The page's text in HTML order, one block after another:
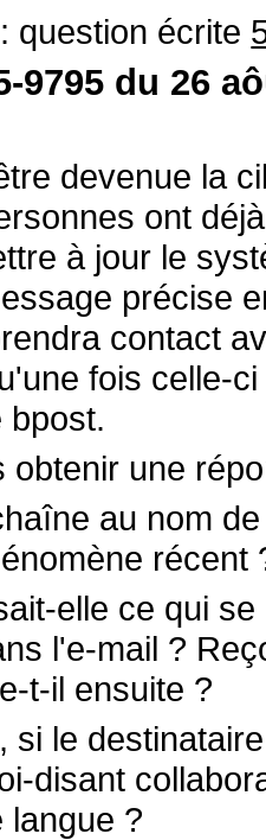
question écrite
9795 du 26
devenue la
ont
à jour le
précise
contact
fois celle-
bpost.
obtenir une
au nom
récent
elle ce qui
l'e-mail ?
t-il ensuite ?
si le
disant
langue ?